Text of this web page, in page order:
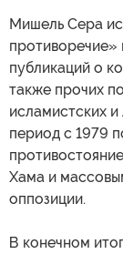
Мишель Сера
противоречие»
публикаций о
также прочих
исламистских
период с 1979
Хама и
оппозиции.
В конечном